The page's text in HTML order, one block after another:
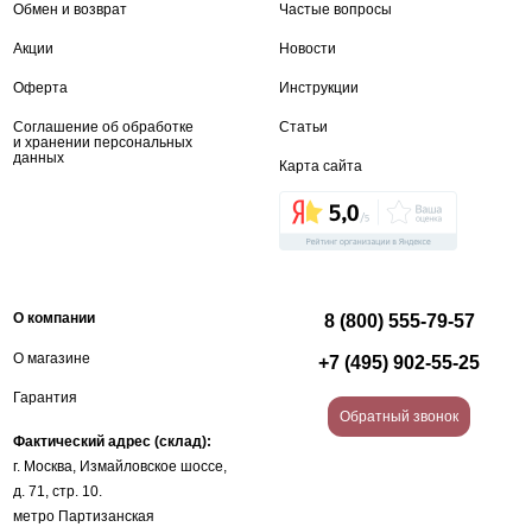
Обмен и возврат
Акции
Оферта
Соглашение об обработке
и хранении персональных
данных
Частые вопросы
Новости
Инструкции
Статьи
Карта сайта
О компании
О магазине
Гарантия
Фактический адрес (склад):
г. Москва, Измайловское шоссе,
д. 71, стр. 10.
метро Партизанская
8 (800) 555-79-57
+7 (495) 902-55-25
Обратный звонок